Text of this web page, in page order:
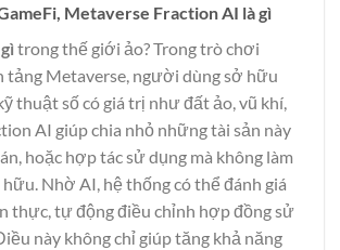
Metaverse Fraction AI là gì
trong thế giới ảo? Trong trò chơi
tảng Metaverse, người dùng sở hữu
thuật số có giá trị như đất ảo, vũ khí,
AI giúp chia nhỏ những tài sản này
hoặc hợp tác sử dụng mà không làm
Nhờ AI, hệ thống có thể đánh giá
thực, tự động điều chỉnh hợp đồng sử
này không chỉ giúp tăng khả năng